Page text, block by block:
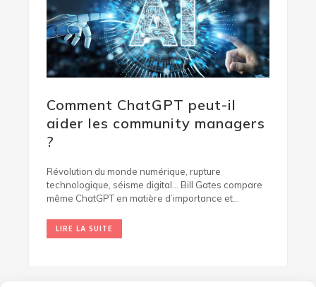
Comment ChatGPT peut-il
aider les community managers
?
Révolution du monde numérique, rupture
technologique, séisme digital… Bill Gates compare
même ChatGPT en matière d’importance et
LIRE LA SUITE